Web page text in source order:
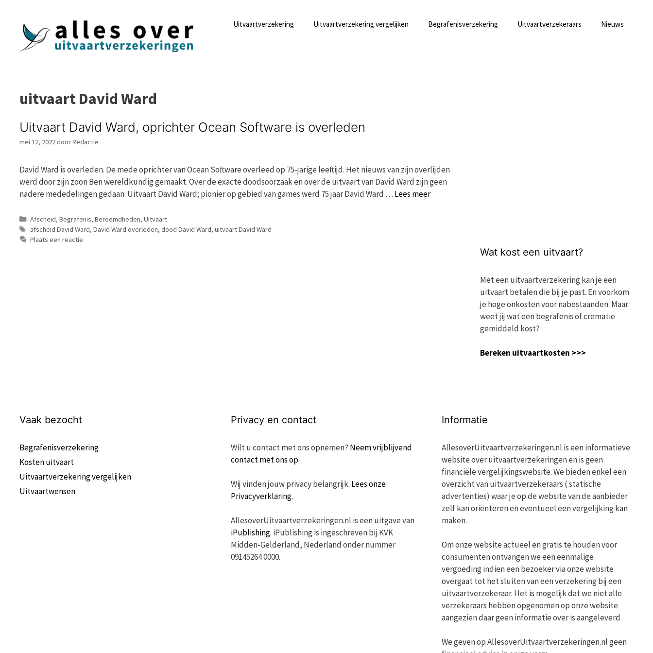
Uitvaartverzekering Uitvaartverzekering vergelijken Begrafenisverzekering Uitvaartverzekeraars Nieuws
uitvaart David Ward
Uitvaart David Ward, oprichter Ocean Software is overleden
mei 12, 2022doorRedactie
David Ward is overleden. De mede oprichter van Ocean Software overleed op 75-jarige leeftijd. Het nieuws van zijn overlijden
werd door zijn zoon Ben wereldkundig gemaakt. Over de exacte doodsoorzaak en over de uitvaart van David Ward zijn geen
nadere mededelingen gedaan. Uitvaart David Ward; pionier op gebied van games werd 75 jaar David Ward … Lees meer
Categorieën
Afscheid, Begrafenis, Beroemdheden, Uitvaart
Tags
afscheid David Ward, David Ward overleden, dood David Ward, uitvaart David Ward
Plaats een reactie
Wat kost een uitvaart?
Met een uitvaartverzekering kan je een
uitvaart betalen die bij je past. En voorkom
je hoge onkosten voor nabestaanden. Maar
weet jij wat een begrafenis of crematie
gemiddeld kost?
Bereken uitvaartkosten >>>
Vaak bezocht
Begrafenisverzekering
Kosten uitvaart
Uitvaartverzekering vergelijken
Uitvaartwensen
Privacy en contact
Wilt u contact met ons opnemen? Neem vrijblijvend
contact met ons op.
Wij vinden jouw privacy belangrijk. Lees onze
Privacyverklaring.
AllesoverUitvaartverzekeringen.nl is een uitgave van
iPublishing. iPublishing is ingeschreven bij KVK
Midden-Gelderland, Nederland onder nummer
09145264 0000.
Informatie
AllesoverUitvaartverzekeringen.nl is een informatieve
website over uitvaartverzekeringen en is geen
financiële vergelijkingswebsite. We bieden enkel een
overzicht van uitvaartverzekeraars ( statische
advertenties) waar je op de website van de aanbieder
zelf kan oriënteren en eventueel een vergelijking kan
maken.
Om onze website actueel en gratis te houden voor
consumenten ontvangen we een eenmalige
vergoeding indien een bezoeker via onze website
overgaat tot het sluiten van een verzekering bij een
uitvaartverzekeraar. Het is mogelijk dat we niet alle
verzekeraars hebben opgenomen op onze website
aangezien daar geen informatie over is aangeleverd.
We geven op AllesoverUitvaartverzekeringen.nl geen